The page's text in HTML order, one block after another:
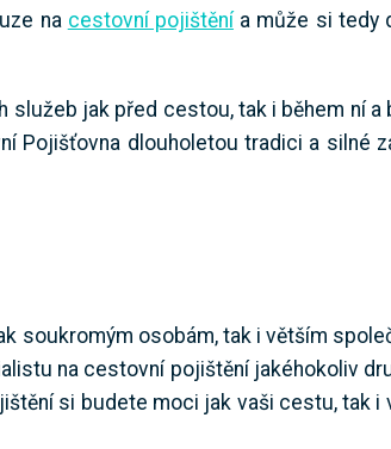
na cestovní pojištěnía může si tedy
jak před cestou, tak i během ní a
Pojišťovna dlouholetou tradici a silné
soukromým osobám, tak i větším
na cestovní pojištění jakéhokoliv
si budete moci jak vaši cestu, tak i